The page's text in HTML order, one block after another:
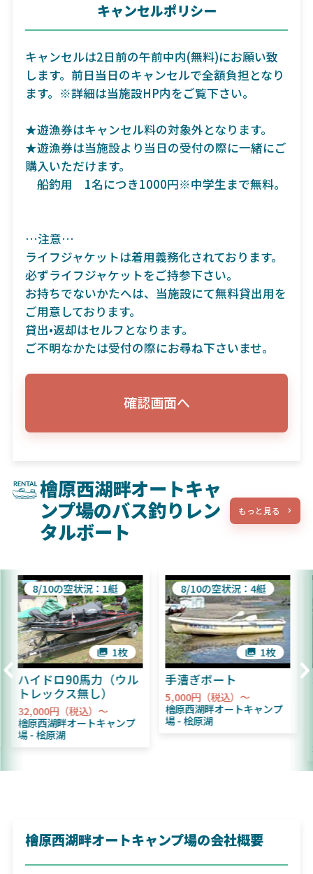
キャンセルポリシー
キャンセルは2日前の午前中内(無料)にお願い致
します。前日当日のキャンセルで全額負担となり
ます。※詳細は当施設HP内をご覧下さい。
★遊漁券はキャンセル料の対象外となります。
★遊漁券は当施設より当日の受付の際に一緒にご
購入いただけます。
船釣用 1名につき1000円※中学生まで無料。
…注意…
ライフジャケットは着用義務化されております。
必ずライフジャケットをご持参下さい。
お持ちでないかたへは、当施設にて無料貸出用を
ご用意しております。
貸出•返却はセルフとなります。
ご不明なかたは受付の際にお尋ね下さいませ。
確認画面へ
檜原西湖畔オートキャ
ンプ場のバス釣りレン
タルボート
もっと見る
ハイドロ90馬力（ウル
トレックス無し）
32,000円（税込）～
檜原西湖畔オートキャンプ
場 桧原湖
8/10の空状況：1艇
1枚
手漕ぎボート
5,000円（税込）～
檜原西湖畔オートキャンプ
場 桧原湖
8/10の空状況：4艇
1枚
檜原西湖畔オートキャンプ場の会社概要